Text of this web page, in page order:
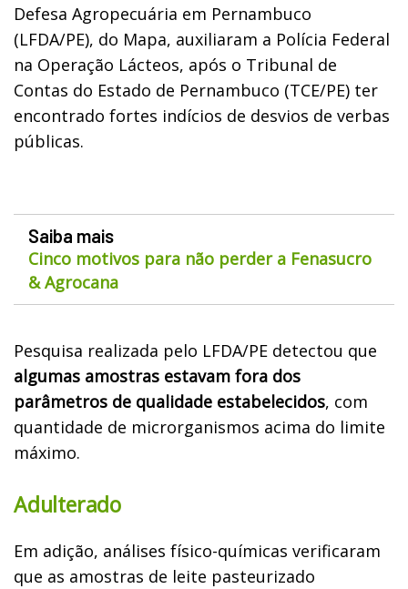
Defesa Agropecuária em Pernambuco
(LFDA/PE), do Mapa, auxiliaram a Polícia Federal
na Operação Lácteos, após o Tribunal de
Contas do Estado de Pernambuco (TCE/PE) ter
encontrado fortes indícios de desvios de verbas
públicas.
Saiba mais
Cinco motivos para não perder a Fenasucro
& Agrocana
Pesquisa realizada pelo LFDA/PE detectou que
algumas amostras estavam fora dos
parâmetros de qualidade estabelecidos, com
quantidade de microrganismos acima do limite
máximo.
Adulterado
Em adição, análises físico-químicas verificaram
que as amostras de leite pasteurizado